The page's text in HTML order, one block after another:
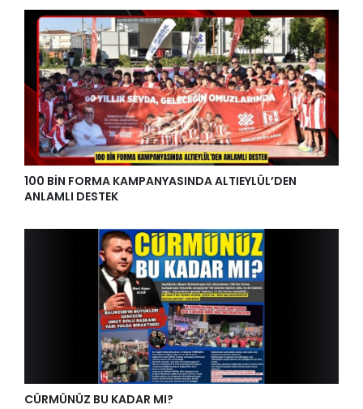
100 BİN FORMA KAMPANYASINDA ALTIEYLÜL’DEN
ANLAMLI DESTEK
CÜRMÜNÜZ BU KADAR MI?